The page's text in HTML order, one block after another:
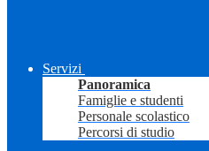
Servizi
Panoramica
Famiglie e studenti
Personale scolastico
Percorsi di studio